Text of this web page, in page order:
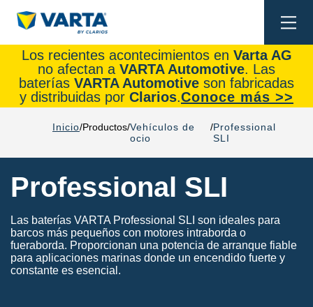
Los recientes acontecimientos en Varta AG
no afectan a VARTA Automotive. Las
baterías VARTA Automotive son fabricadas
y distribuidas por Clarios.Conoce más >>
Inicio Productos Vehículos de
ocio
Professional
SLI
Professional SLI
Las baterías VARTA Professional SLI son ideales para
barcos más pequeños con motores intraborda o
fueraborda. Proporcionan una potencia de arranque fiable
para aplicaciones marinas donde un encendido fuerte y
constante es esencial.